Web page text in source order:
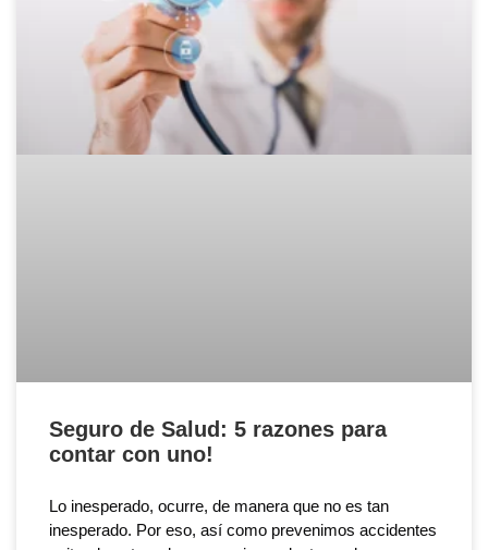
Seguro de Salud: 5 razones para
contar con uno!
Lo inesperado, ocurre, de manera que no es tan
inesperado. Por eso, así como prevenimos accidentes